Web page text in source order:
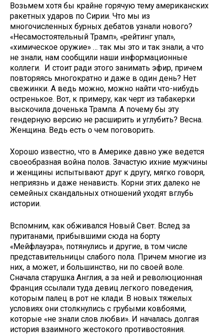
Возьмем хотя бы крайне горячую тему американских
ракетных ударов по Сирии. Что мы из
многочисленных бурных дебатов узнали нового?
«Несамостоятельный Трамп», «рейтинг упал»,
«химическое оружие» … так мы это и так знали, а что
не знали, нам сообщили наши информационные
коллеги. И стоит ради этого занимать эфир, причем
повторяясь многократно и даже в один день? Нет
свежинки. А ведь можно, можно найти что-нибудь
остренькое. Вот, к примеру, как черт из табакерки
выскочила доченька Трампа. А почему бы эту
гендерную версию не расширить и углубить? Весна.
Женщина. Ведь есть о чем поговорить.
Хорошо известно, что в Америке давно уже ведется
своеобразная война полов. Зачастую ихние мужчины
и женщины испытывают друг к другу, мягко говоря,
неприязнь и даже ненависть. Корни этих далеко не
семейных скандальных отношений уходят вглубь
истории.
Вспомним, как обживался Новый Свет. Вслед за
пуританами, прибывшими сюда на борту
«Мейфлауэра», потянулись и другие, в том числе
представительницы слабого пола. Причем многие из
них, а может, и большинство, ни по своей воле.
Сначала старушка Англия, а за ней и революционная
Франция ссылали туда девиц легкого поведения,
которым палец в рот не клади. В новых тяжелых
условиях они столкнулись с грубыми ковбоями,
которые «не знали слов любви». И началась долгая
история взаимного жестокого противостояния.